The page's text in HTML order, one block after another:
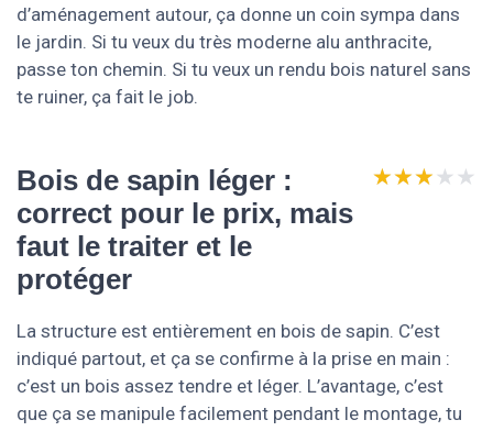
d’aménagement autour, ça donne un coin sympa dans
le jardin. Si tu veux du très moderne alu anthracite,
passe ton chemin. Si tu veux un rendu bois naturel sans
te ruiner, ça fait le job.
Bois de sapin léger :
correct pour le prix, mais
faut le traiter et le
protéger
★★★★★
★★★★★
La structure est entièrement en bois de sapin. C’est
indiqué partout, et ça se confirme à la prise en main :
c’est un bois assez tendre et léger. L’avantage, c’est
que ça se manipule facilement pendant le montage, tu